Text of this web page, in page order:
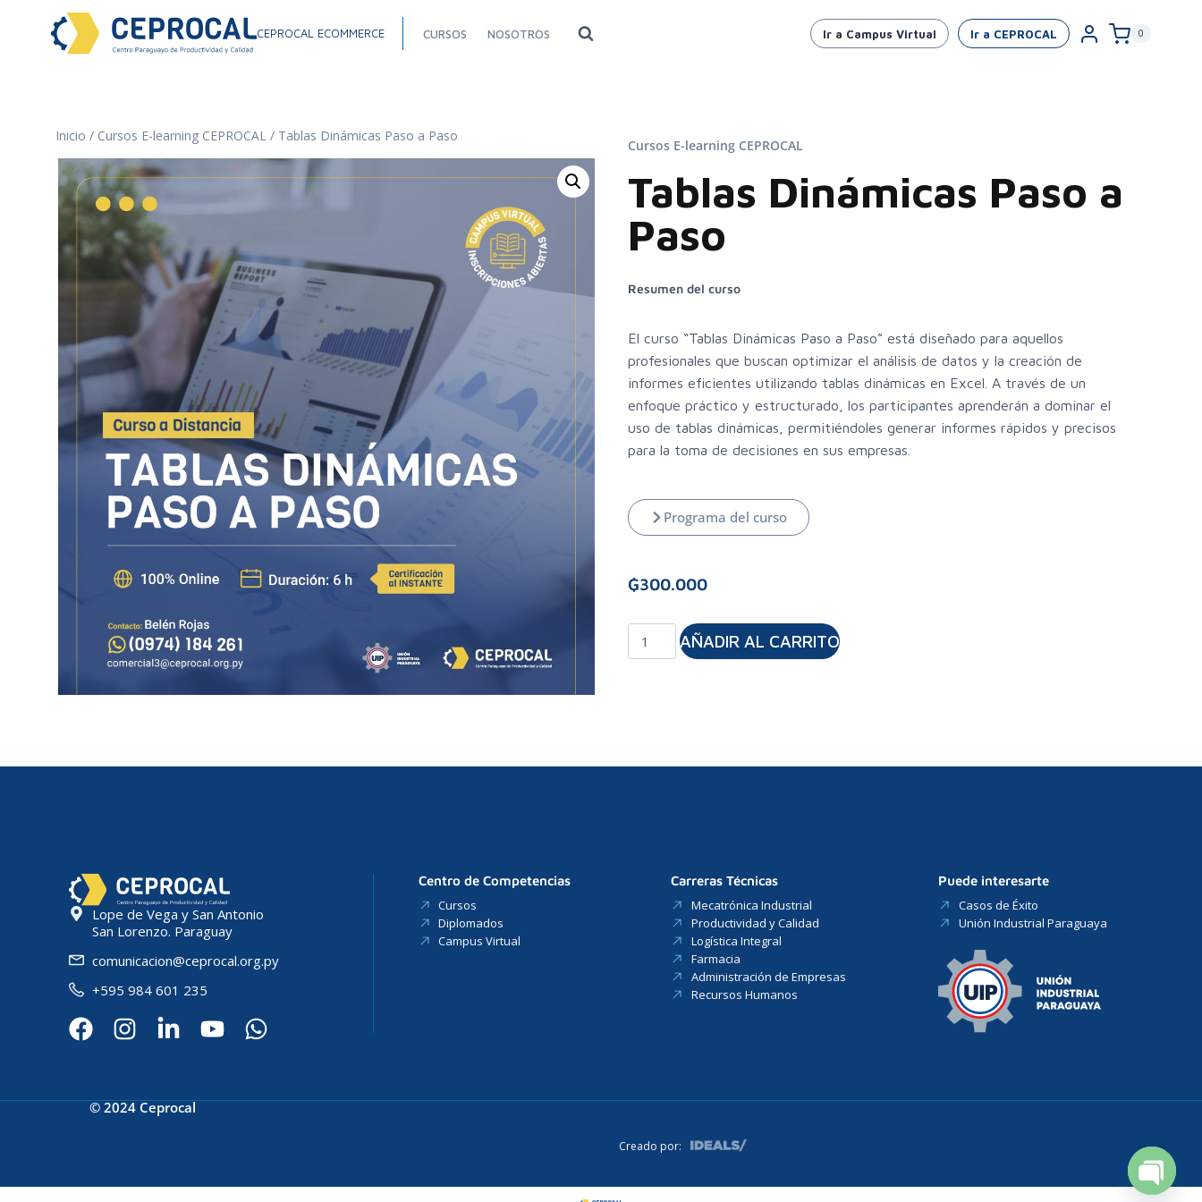
CEPROCAL ECOMMERCE CURSOS NOSOTROS Ir a Campus Virtual Ir a CEPROCAL 0
Inicio / Cursos E-learning CEPROCAL / Tablas Dinámicas Paso a Paso
Cursos E-learning CEPROCAL
Tablas Dinámicas Paso a
Paso
Resumen del curso
El curso “Tablas Dinámicas Paso a Paso” está diseñado para aquellos
profesionales que buscan optimizar el análisis de datos y la creación de
informes eficientes utilizando tablas dinámicas en Excel. A través de un
enfoque práctico y estructurado, los participantes aprenderán a dominar el
uso de tablas dinámicas, permitiéndoles generar informes rápidos y precisos
para la toma de decisiones en sus empresas.
Programa del curso
₲300.000
AÑADIR AL CARRITO
Lope de Vega y San Antonio
San Lorenzo. Paraguay
comunicacion@ceprocal.org.py
+595 984 601 235
Centro de Competencias
Cursos
Diplomados
Campus Virtual
Carreras Técnicas
Mecatrónica Industrial
Productividad y Calidad
Logística Integral
Farmacia
Administración de Empresas
Recursos Humanos
Puede interesarte
Casos de Éxito
Unión Industrial Paraguaya
© 2024 Ceprocal
Creado por: